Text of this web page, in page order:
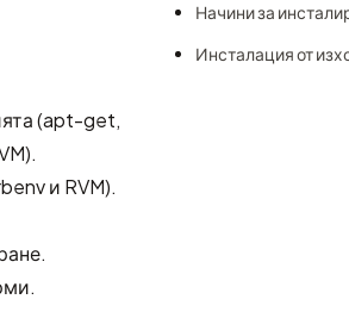
(apt-get,
).
и RVM).
Начини за
Инсталация от